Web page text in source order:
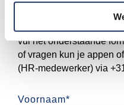
Heb je interesse in deze
vul het onderstaande
of vragen kun je appen
(HR-medewerker) via
Voornaam*